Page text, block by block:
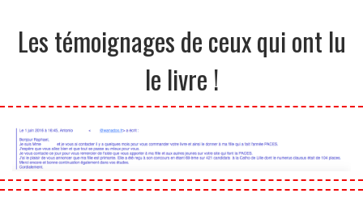
Les témoignages de ceux qui ont lu
le livre !